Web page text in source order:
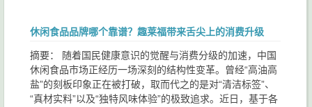
休闲食品品牌哪个靠谱？趣莱福带来舌尖上的消费升级
摘要： 随着国民健康意识的觉醒与消费分级的加速，中国
休闲食品市场正经历一场深刻的结构性变革。曾经“高油高
盐”的刻板印象正在被打破，取而代之的是对“清洁标签”、
“真材实料”以及“独特风味体验”的极致追求。近日，基于各